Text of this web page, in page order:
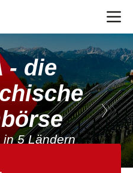
- die
5 Ländern